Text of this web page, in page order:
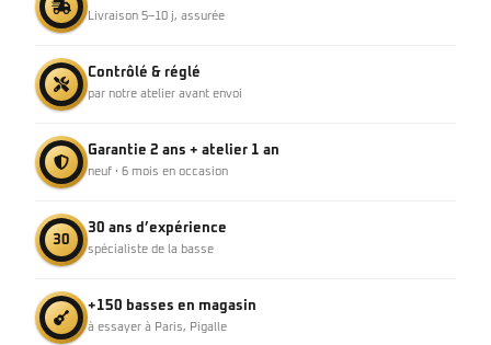
Livraison 5–10 j, assurée
Contrôlé & réglé
par notre atelier avant envoi
Garantie 2 ans + atelier 1 an
neuf · 6 mois en occasion
30
30 ans d’expérience
spécialiste de la basse
+150 basses en magasin
à essayer à Paris, Pigalle